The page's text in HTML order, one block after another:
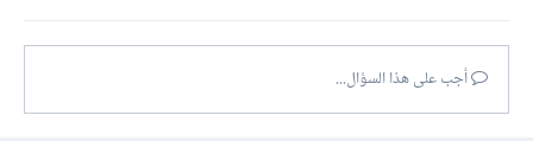
أجب على هذا السؤال...